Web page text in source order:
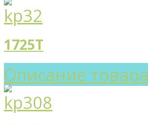
1725T
Описание товара